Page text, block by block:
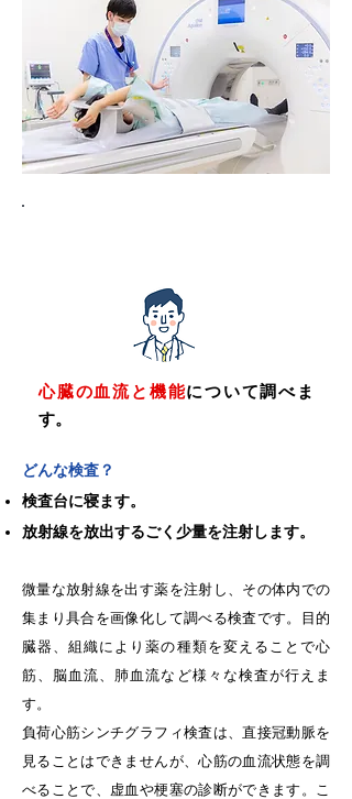
心臓の血流と機能について調べま
す。
どんな検査？
検査台に寝ます。
放射線を放出するごく少量を注射します。
微量な放射線を出す薬を注射し、その体内での
集まり具合を画像化して調べる検査です。目的
臓器、組織により薬の種類を変えることで心
筋、脳血流、肺血流など様々な検査が行えま
す。
負荷心筋シンチグラフィ検査は、直接冠動脈を
見ることはできませんが、心筋の血流状態を調
べることで、虚血や梗塞の診断ができます。こ